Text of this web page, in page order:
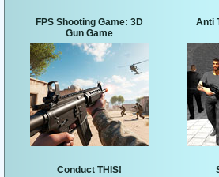
FPS Shooting Game: 3D
Gun Game
Anti
Conduct THIS!